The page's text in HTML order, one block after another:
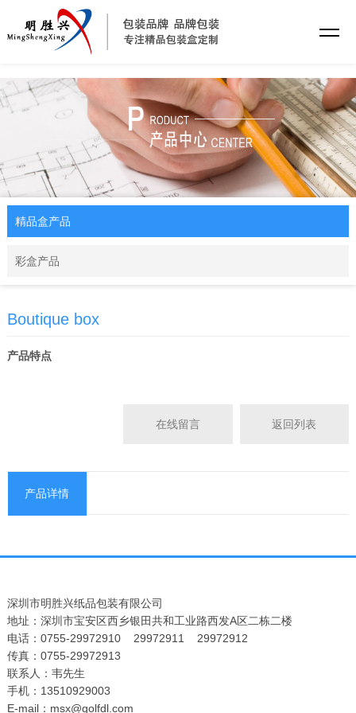
乐动·网站注册
精品盒产品
彩盒产品
Boutique box
产品特点
在线留言 返回列表
产品详情
深圳市明胜兴纸品包装有限公司
地址：深圳市宝安区西乡银田共和工业路西发A区二栋二楼
电话：0755-29972910 29972911 29972912
传真：0755-29972913
联系人：韦先生
手机：13510929003
E-mail：msx@golfdl.com